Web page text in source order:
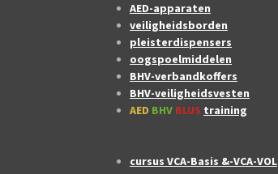
AED-apparaten
veiligheidsborden
pleisterdispensers
oogspoelmiddelen
BHV-verbandkoffers
BHV-veiligheidsvesten
AED BHV BLUS training
cursus VCA-Basis &-VCA-VOL